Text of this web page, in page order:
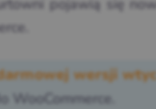
pojawią się
wersji
WooCommerce.